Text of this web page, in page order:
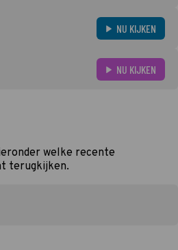
NU KIJKEN
NU KIJKEN
welke recente
terugkijken.